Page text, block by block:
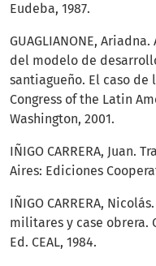
Eudeba, 1987.
GUAGLIANONE,
del modelo de
santiagueño. El caso de
Congress of the Latin
Washington, 2001.
IÑIGO CARRERA, Juan.
Aires: Ediciones
IÑIGO CARRERA,
militares y case obrera.
Ed. CEAL, 1984.